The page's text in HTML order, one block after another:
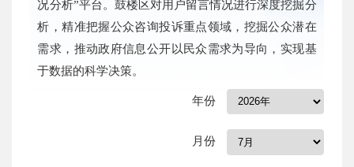
况分析”平台。鼓楼区对用户留言情况进行深度挖掘分
析，精准把握公众咨询投诉重点领域，挖掘公众潜在
需求，推动政府信息公开以民众需求为导向，实现基
于数据的科学决策。
年份
月份